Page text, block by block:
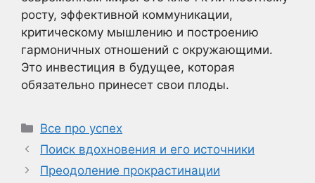
росту, эффективной коммуникации,
критическому мышлению и построению
гармоничных отношений с окружающими.
Это инвестиция в будущее, которая
обязательно принесет свои плоды.
Рубрики
Все про успех
Поиск вдохновения и его источники
Преодоление прокрастинации